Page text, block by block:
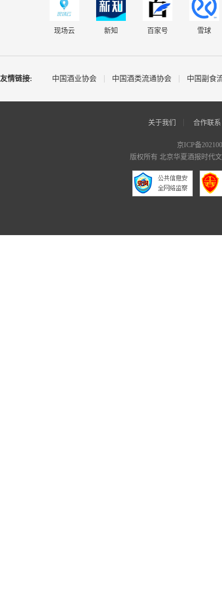
现场云 新知 百家号 雪球
友情链接: 中国酒业协会 中国酒类流通协会 中国副食
关于我们 合作联系
京ICP备
版权所有 北京华夏酒报时代文